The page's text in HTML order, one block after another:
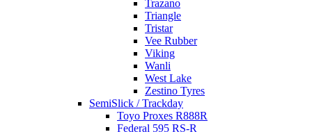
Trazano
Triangle
Tristar
Vee Rubber
Viking
Wanli
West Lake
Zestino Tyres
SemiSlick / Trackday
Toyo Proxes R888R
Federal 595 RS-R